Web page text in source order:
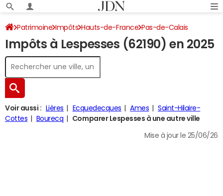
Patrimoine Impôts Hauts-de-France Pas-de-Calais
Lespesses Impôt sur le revenu
Impôts à Lespesses (62190) en 2025
Voir aussi : Lières Ecquedecques Ames
Saint-Hilaire-
Cottes
Bourecq Comparer Lespesses à une autre ville
Mise à jour le 25/06/26